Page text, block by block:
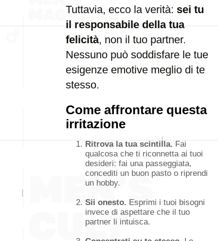
Tuttavia, ecco la verità: sei tu
il responsabile della tua
felicità, non il tuo partner.
Nessuno può soddisfare le tue
esigenze emotive meglio di te
stesso.
Come affrontare questa
irritazione
Ritrova la tua scintilla. Fai
qualcosa che ti riconnetta ai tuoi
desideri: fai una passeggiata,
concediti un buon pasto o riprendi
un hobby.
Sii onesto. Esprimi i tuoi bisogni
invece di aspettare che il tuo
partner li intuisca.